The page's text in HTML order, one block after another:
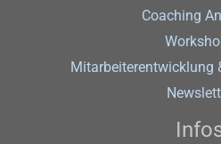
Coaching
Mitarbeiterentwicklung